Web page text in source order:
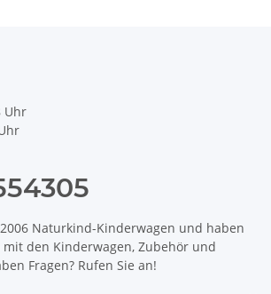
Uhr
Naturkind-Kinderwagen und haben
den Kinderwagen, Zubehör und
Fragen? Rufen Sie an!